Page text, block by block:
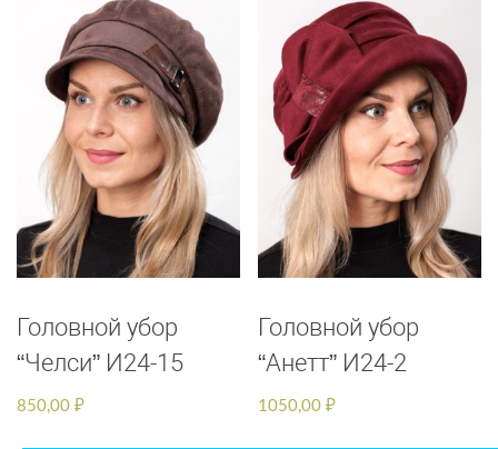
Головной убор
“Челси” И24-15
850,00 ₽
Головной убор
“Анетт” И24-2
1050,00₽